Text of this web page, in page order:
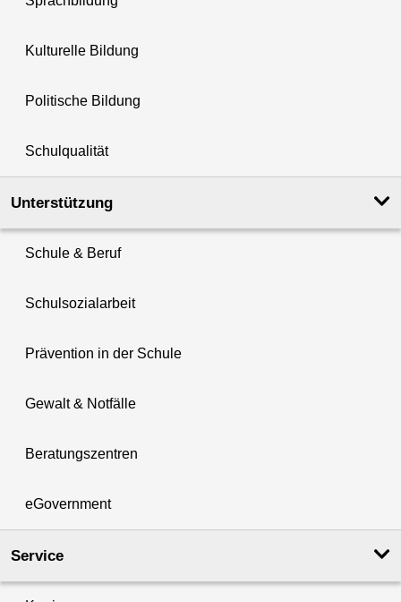
Kulturelle Bildung
Politische Bildung
Schulqualität
Unterstützung
Schule & Beruf
Schulsozialarbeit
Prävention in der Schule
Gewalt & Notfälle
Beratungszentren
eGovernment
Service